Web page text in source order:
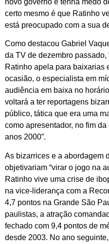
novo governo e tenha medo
certo mesmo é que Ratinho
está preocupado com a sua
Como destacou Gabriel
da TV de dezembro passado,
Ratinho apela para baixarias
ocasião, o especialista em
audiência em baixa no
voltará a ter reportagens
público, tática que era uma
como apresentador, no fim
anos 2000”.
As bizarrices e a abordagem
objetivariam “virar o jogo na
Ratinho vive uma crise de
na vice-liderança com a
4,7 pontos na Grande São
paulistas, a atração
fechado com 9,4 pontos de
desde 2003. No ano